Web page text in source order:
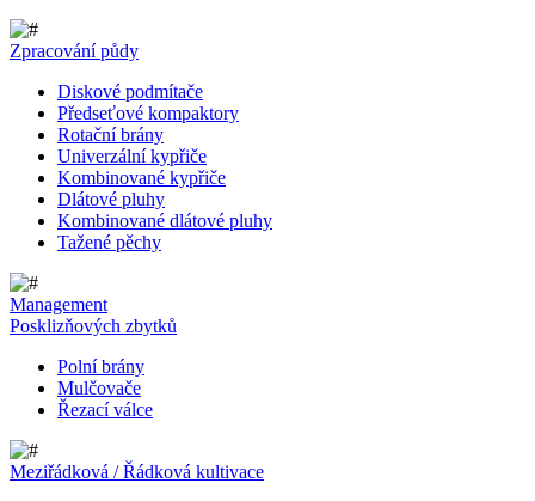
Zpracování půdy
Diskové podmítače
Předseťové kompaktory
Rotační brány
Univerzální kypřiče
Kombinované kypřiče
Dlátové pluhy
Kombinované dlátové pluhy
Tažené pěchy
Management
Posklizňových zbytků
Polní brány
Mulčovače
Řezací válce
Meziřádková / Řádková kultivace